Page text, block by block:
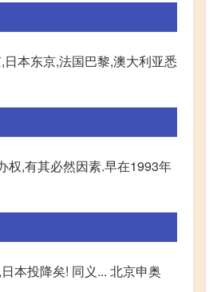
本东京,法国巴黎,澳大利亚悉
权,有其必然因素.早在1993年
本投降矣! 同义... 北京申奥